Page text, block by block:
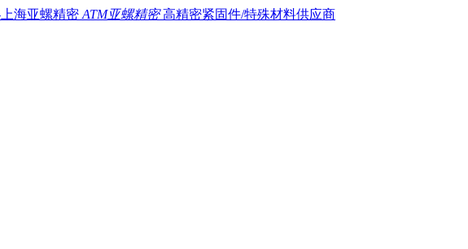
ATM亚螺精密高精密紧固件/特殊材料供应商